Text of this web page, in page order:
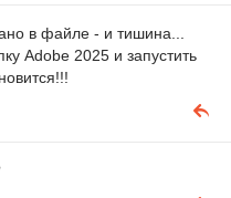
в файле - и тишина...
Adobe 2025 и запустить